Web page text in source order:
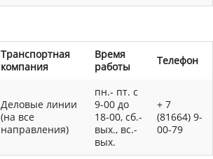
Транспортная
компания
Время
работы
Телефон
Деловые линии
(на все
направления)
пн.- пт. с
9-00 до
18-00, сб.-
вых., вс.-
вых.
+ 7
(81664) 9-
00-79